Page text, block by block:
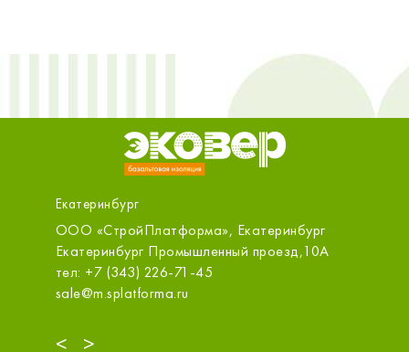
Екатеринбург
<
ООО «СтройПлатформа», Екатеринбург
Екатеринбург Промышленный проезд,10А
тел: +7 (343) 226-71-45
sale@m.splatforma.ru
>